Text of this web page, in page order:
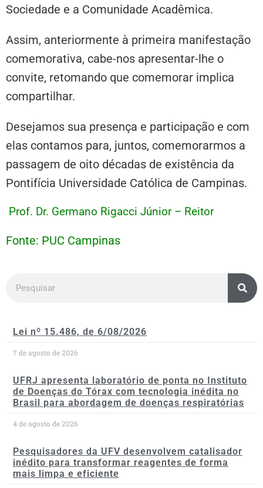
Sociedade e a Comunidade Acadêmica.
Assim, anteriormente à primeira manifestação
comemorativa, cabe-nos apresentar-lhe o
convite, retomando que comemorar implica
compartilhar.
Desejamos sua presença e participação e com
elas contamos para, juntos, comemorarmos a
passagem de oito décadas de existência da
Pontifícia Universidade Católica de Campinas.
Prof. Dr. Germano Rigacci Júnior – Reitor
Fonte: PUC Campinas
Lei nº 15.486, de 6/08/2026
7 de agosto de 2026
UFRJ apresenta laboratório de ponta no Instituto
de Doenças do Tórax com tecnologia inédita no
Brasil para abordagem de doenças respiratórias
4 de agosto de 2026
Pesquisadores da UFV desenvolvem catalisador
inédito para transformar reagentes de forma
mais limpa e eficiente